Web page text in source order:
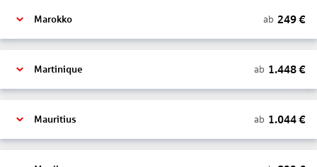
Marokko ab 249€
Martinique ab 1.448€
Mauritius ab 1.044€